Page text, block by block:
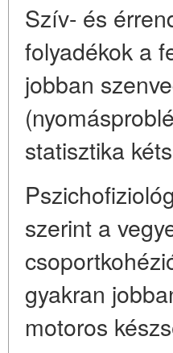
Szív- és
folyadékok a
jobban
statisztika
szerint a
gyakran
motoros